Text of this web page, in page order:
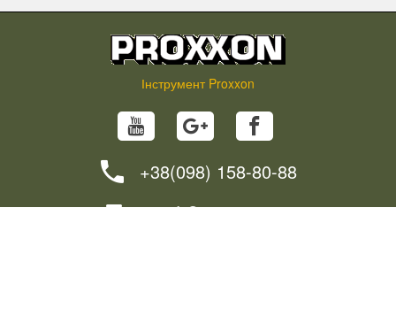
Інструмент Proxxon
+38(098) 158-80-88
info@proxxon.in.ua